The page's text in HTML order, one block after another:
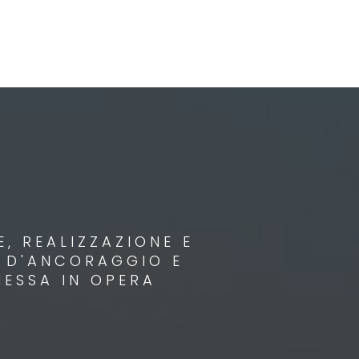
REALIZZAZIONE E
E
IN OPERA